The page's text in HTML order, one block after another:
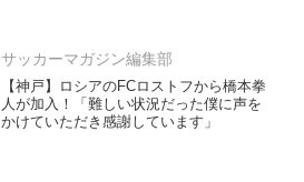
サッカーマガジン編集部
【神戸】ロシアのFCロストフから橋本拳
人が加入！「難しい状況だった僕に声を
かけていただき感謝しています」